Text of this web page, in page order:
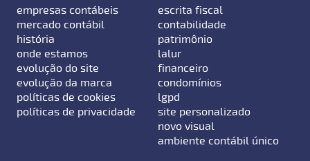
empresas contábeis
mercado contábil
história
onde estamos
evolução do site
evolução da marca
políticas de cookies
políticas de privacidade
escrita fiscal
contabilidade
patrimônio
lalur
financeiro
condomínios
lgpd
site personalizado
novo visual
ambiente contábil único